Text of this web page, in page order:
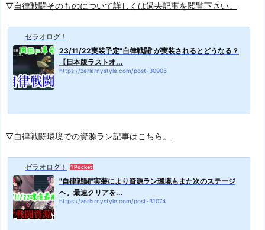
▽自律戦闘そのものについて詳しくは過去記事を閲覧下さい。
ゼラオログ！
23/11/22実装予定"自律戦闘"が実装されるとどうなる？
【日本版ラストオ...
https://zerlarnystyle.com/post-30905
▽自律戦闘環境での資源ラン記事はこちら。
ゼラオログ！ 1 Pocket
"自律戦闘"実装により資源ラン環境もまた次のステージ
へ。最速クリアを...
https://zerlarnystyle.com/post-31074